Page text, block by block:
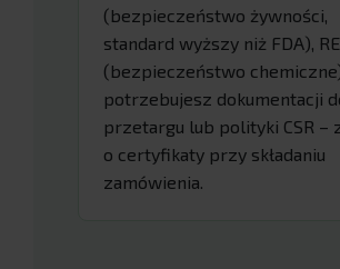
(bezpieczeństwo żywności,
standard wyższy niż FDA),
(bezpieczeństwo
potrzebujesz dokumentacji
przetargu lub polityki CSR –
o certyfikaty przy składaniu
zamówienia.